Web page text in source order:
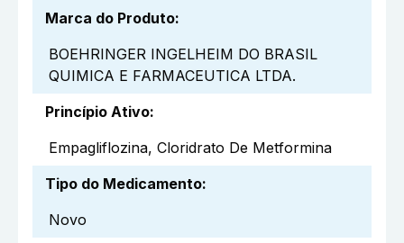
Marca do Produto:
BOEHRINGER INGELHEIM DO BRASIL
QUIMICA E FARMACEUTICA LTDA.
Princípio Ativo:
Empagliflozina, Cloridrato De Metformina
Tipo do Medicamento:
Novo